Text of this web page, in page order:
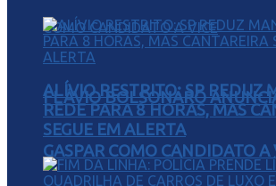
FLÁVIO BOLSONARO
GASPAR COMO CANDIDATO A
ALÍVIO RESTRITO: SP REDUZ
REDE PARA 8 HORAS, MAS
SEGUE EM ALERTA